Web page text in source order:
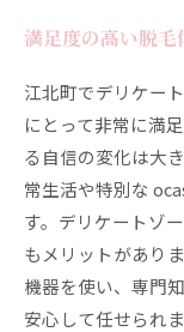
満足度の高い脱
江北町でデリケー
にとって非常に満
る自信の変化は大
常生活や特別な
す。デリケートゾ
もメリットがあり
機器を使い、専門
安心して任せられ